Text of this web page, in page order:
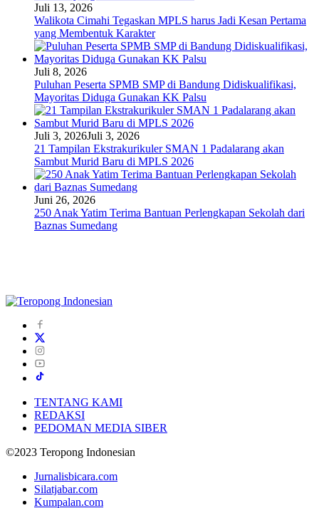
Juli 13, 2026
Walikota Cimahi Tegaskan MPLS harus Jadi Kesan Pertama
yang Membentuk Karakter
Juli 8, 2026
Puluhan Peserta SPMB SMP di Bandung Didiskualifikasi,
Mayoritas Diduga Gunakan KK Palsu
Juli 3, 2026Juli 3, 2026
21 Tampilan Ekstrakurikuler SMAN 1 Padalarang akan
Sambut Murid Baru di MPLS 2026
Juni 26, 2026
250 Anak Yatim Terima Bantuan Perlengkapan Sekolah dari
Baznas Sumedang
TENTANG KAMI
REDAKSI
PEDOMAN MEDIA SIBER
©2023 Teropong Indonesian
Jurnalisbicara.com
Silatjabar.com
Kumpalan.com